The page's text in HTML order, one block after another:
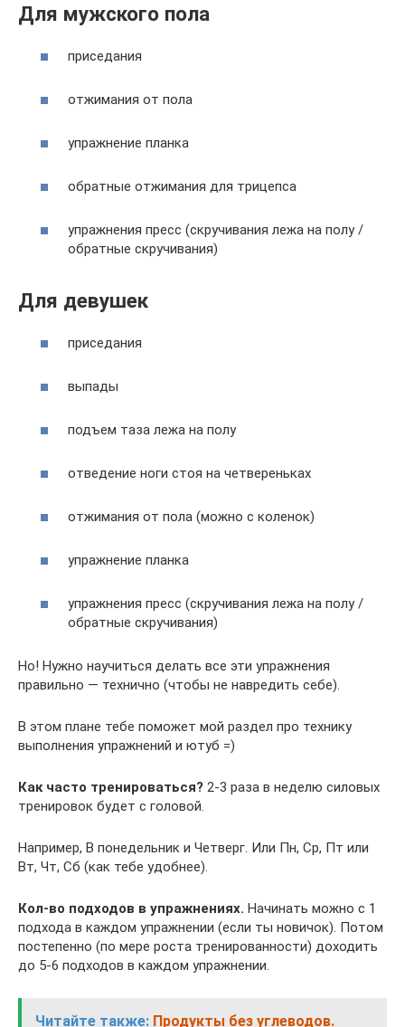
Для мужского пола
приседания
отжимания от пола
упражнение планка
обратные отжимания для трицепса
упражнения пресс (скручивания лежа на полу /
обратные скручивания)
Для девушек
приседания
выпады
подъем таза лежа на полу
отведение ноги стоя на четвереньках
отжимания от пола (можно с коленок)
упражнение планка
упражнения пресс (скручивания лежа на полу /
обратные скручивания)
Но! Нужно научиться делать все эти упражнения
правильно — технично (чтобы не навредить себе).
В этом плане тебе поможет мой раздел про технику
выполнения упражнений и ютуб =)
Как часто тренироваться? 2-3 раза в неделю силовых
тренировок будет с головой.
Например, В понедельник и Четверг. Или Пн, Ср, Пт или
Вт, Чт, Cб (как тебе удобнее).
Кол-во подходов в упражнениях. Начинать можно с 1
подхода в каждом упражнении (если ты новичок). Потом
постепенно (по мере роста тренированности) доходить
до 5-6 подходов в каждом упражнении.
Читайте также: Продукты без углеводов.